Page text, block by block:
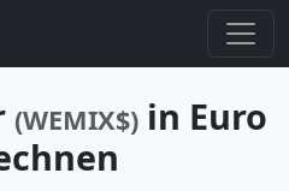
(WEMIX$) in Euro